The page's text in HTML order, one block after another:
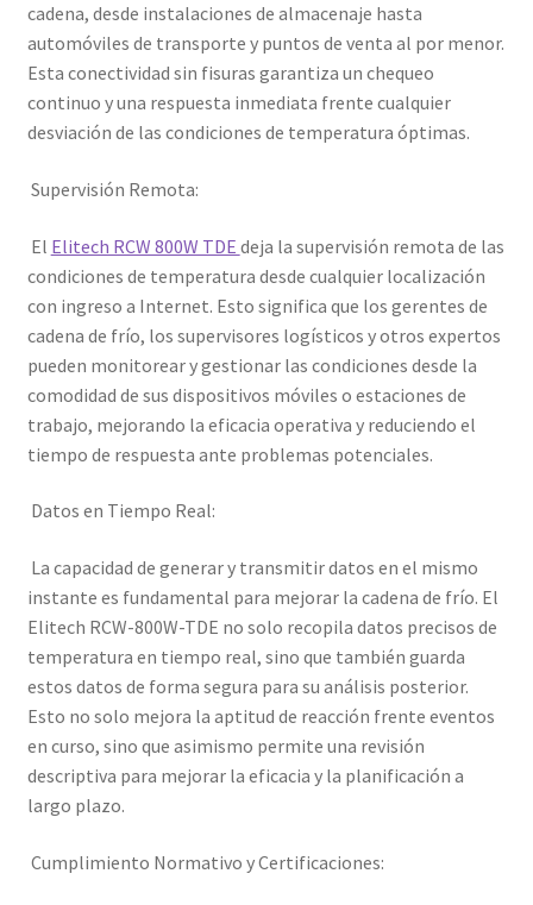
cadena, desde instalaciones de almacenaje hasta
automóviles de transporte y puntos de venta al por menor.
Esta conectividad sin fisuras garantiza un chequeo
continuo y una respuesta inmediata frente cualquier
desviación de las condiciones de temperatura óptimas.
Supervisión Remota:
El Elitech RCW 800W TDE deja la supervisión remota de las
condiciones de temperatura desde cualquier localización
con ingreso a Internet. Esto significa que los gerentes de
cadena de frío, los supervisores logísticos y otros expertos
pueden monitorear y gestionar las condiciones desde la
comodidad de sus dispositivos móviles o estaciones de
trabajo, mejorando la eficacia operativa y reduciendo el
tiempo de respuesta ante problemas potenciales.
Datos en Tiempo Real:
La capacidad de generar y transmitir datos en el mismo
instante es fundamental para mejorar la cadena de frío. El
Elitech RCW-800W-TDE no solo recopila datos precisos de
temperatura en tiempo real, sino que también guarda
estos datos de forma segura para su análisis posterior.
Esto no solo mejora la aptitud de reacción frente eventos
en curso, sino que asimismo permite una revisión
descriptiva para mejorar la eficacia y la planificación a
largo plazo.
Cumplimiento Normativo y Certificaciones: